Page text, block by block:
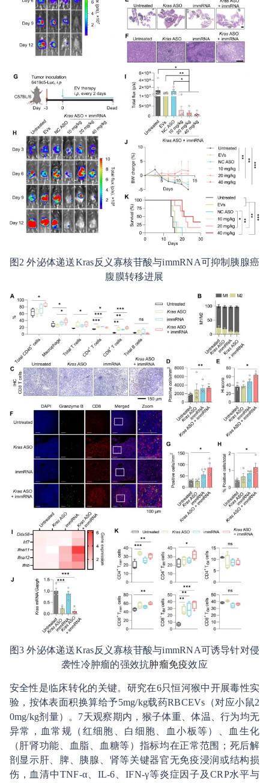
图2 外泌体递送Kras反义寡核苷酸与immRNA可抑制胰腺癌
腹膜转移进展
图3 外泌体递送Kras反义寡核苷酸与immRNA可诱导针对侵
袭性冷肿瘤的强效抗肿瘤免疫效应
安全性是临床转化的关键。研究在6只恒河猴中开展毒性实
验，按体表面积换算给予5mg/kg载药RBCEVs（对应小鼠2
0mg/kg剂量）。7天观察期内，猴子体重、体温、行为均无
异常，血常规（红细胞、白细胞、血小板等）、血生化
（肝肾功能、血脂、血糖等）指标均在正常范围；死后解
剖显示肝、脾、胰腺、肾等关键器官无免疫浸润或结构损
伤，血清中TNF-α、IL-6、IFN-γ等炎症因子及CRP水平与